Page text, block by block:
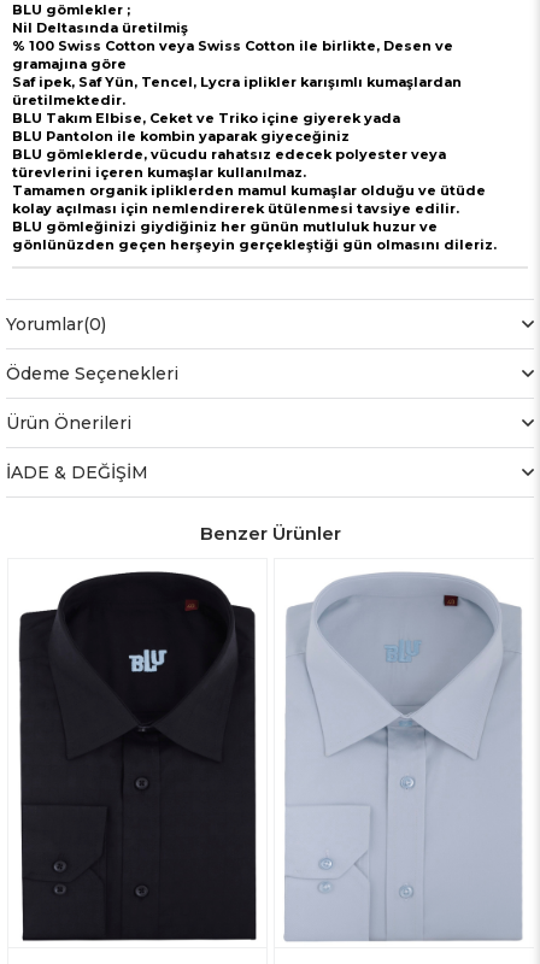
BLU gömlekler ;
Nil Deltasında üretilmiş
% 100 Swiss Cotton veya Swiss Cotton ile birlikte, Desen ve
gramajına göre
Saf ipek, Saf Yün, Tencel, Lycra iplikler karışımlı kumaşlardan
üretilmektedir.
BLU Takım Elbise, Ceket ve Triko içine giyerek yada
BLU Pantolon ile kombin yaparak giyeceğiniz
BLU gömleklerde, vücudu rahatsız edecek polyester veya
türevlerini içeren kumaşlar kullanılmaz.
Tamamen organik ipliklerden mamul kumaşlar olduğu ve ütüde
kolay açılması için nemlendirerek ütülenmesi tavsiye edilir.
BLU gömleğinizi giydiğiniz her günün mutluluk huzur ve
gönlünüzden geçen herşeyin gerçekleştiği gün olmasını dileriz.
Yorumlar(0)
Ödeme Seçenekleri
Ürün Önerileri
İADE & DEĞİŞİM
Benzer Ürünler